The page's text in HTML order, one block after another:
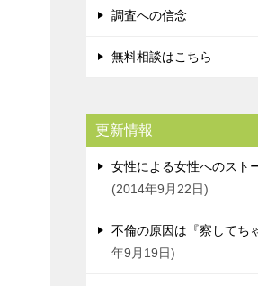
調査への信念
無料相談はこちら
更新情報
女性による女性へのスト
2014年9月22日
不倫の原因は『察してち
年9月19日